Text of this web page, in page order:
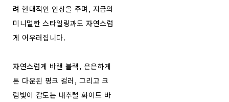
려 현대적인 인상을 주며, 지금의
미니멀한 스타일링과도 자연스럽
게 어우러집니다.
자연스럽게 바랜 블랙, 은은하게
톤 다운된 핑크 컬러, 그리고 크
림빛이 감도는 내추럴 화이트 바